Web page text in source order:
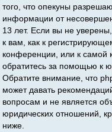
того, что опекуны
информации от
13 лет. Если вы не
к вам, как к
конференции, или к самой
обратитесь за помощью к
Обратите внимание, что
может давать
вопросам и не является
юридических отношений,
ниже.